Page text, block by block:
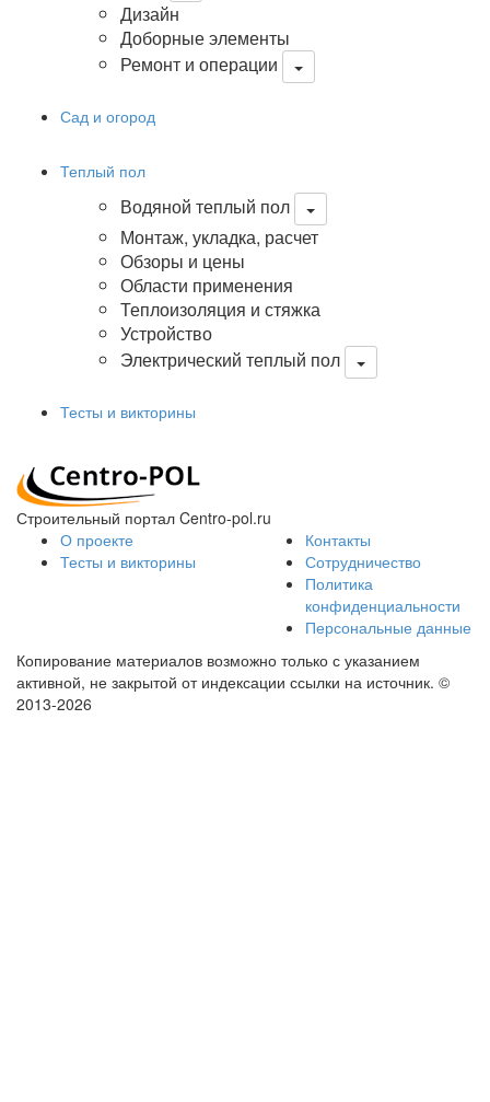
Дизайн
Доборные элементы
Ремонт и операции
Сад и огород
Теплый пол
Водяной теплый пол
Монтаж, укладка, расчет
Обзоры и цены
Области применения
Теплоизоляция и стяжка
Устройство
Электрический теплый пол
Тесты и викторины
Строительный портал Centro-pol.ru
О проекте
Тесты и викторины
Контакты
Сотрудничество
Политика
конфиденциальности
Персональные данные
Копирование материалов возможно только с указанием
активной, не закрытой от индексации ссылки на источник. ©
2013-2026